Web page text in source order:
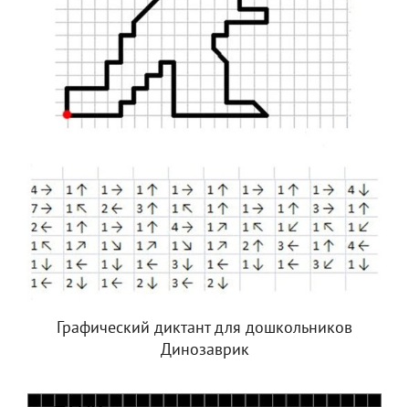
Графический диктант для дошкольников
Динозаврик